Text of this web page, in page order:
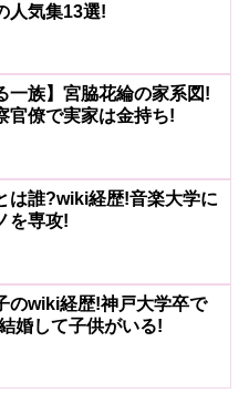
人気集13選!
一族】宮脇花綸の家系図!
官僚で実家は金持ち!
は誰?wiki経歴!音楽大学に
を専攻!
のwiki経歴!神戸大学卒で
婚して子供がいる!